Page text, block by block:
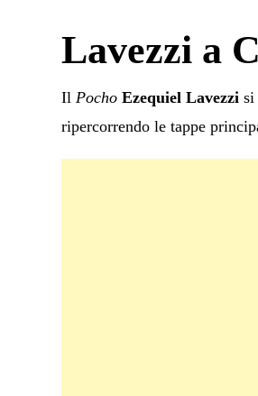
Lavezzi a
Il Pocho Ezequiel Lavezzisi
ripercorrendo le tappe